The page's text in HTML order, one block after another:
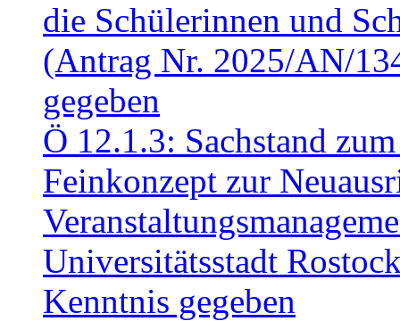
die Schülerinnen und
(Antrag Nr. 2025/AN/
gegeben
Ö 12.1.3: Sachstand
Feinkonzept zur
Universitätsstadt
Kenntnis gegeben